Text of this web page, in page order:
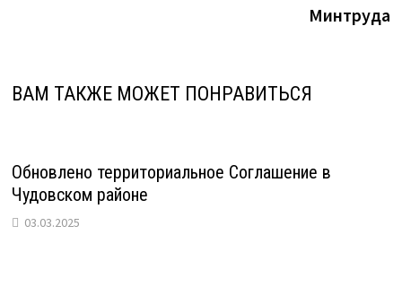
Минтруда
ВАМ ТАКЖЕ МОЖЕТ ПОНРАВИТЬСЯ
Обновлено территориальное Соглашение в
Чудовском районе
03.03.2025